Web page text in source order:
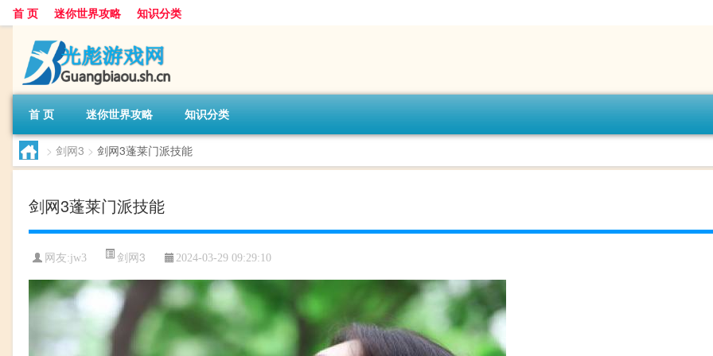
首 页 迷你世界攻略 知识分类
首 页 迷你世界攻略 知识分类
> 剑网3 > 剑网3蓬莱门派技能
剑网3蓬莱门派技能
网友:jw3 剑网3 2024-03-29 09:29:10